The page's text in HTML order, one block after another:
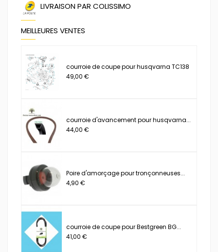
LIVRAISON PAR COLISSIMO
MEILLEURES VENTES
courroie de coupe pour husqvarna TC138
49,00 €
courroie d'avancement pour husqvarna...
44,00 €
Poire d'amorçage pour tronçonneuses...
4,90 €
courroie de coupe pour Bestgreen BG...
41,00 €